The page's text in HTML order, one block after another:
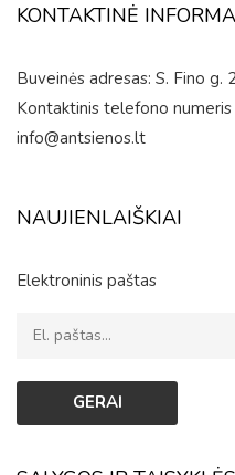
KONTAKTINĖ
Buveinės adresas: S. Fino g.
Kontaktinis telefono
info@antsienos.lt
NAUJIENLAIŠKIAI
Elektroninis paštas